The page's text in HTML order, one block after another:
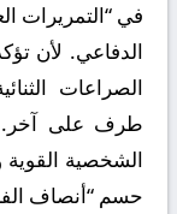
في “التمريرات
الدفاعي. لأن
الصراعات
طرف على آخر.
الشخصية القوية
حسم “أنصاف